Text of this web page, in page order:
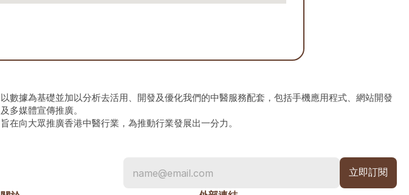
以數據為基礎並加以分析去活用、開發及優化我們的中醫服務配套，包括手機應用程式、網站開發
及多媒體宣傳推廣。
旨在向大眾推廣香港中醫行業，為推動行業發展出一分力。